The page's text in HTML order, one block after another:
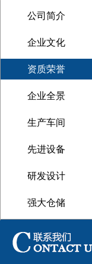
公司简介
企业文化
资质荣誉
企业全景
生产车间
先进设备
研发设计
强大仓储